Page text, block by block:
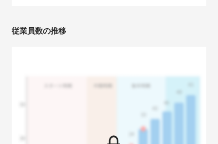
従業員数の推移